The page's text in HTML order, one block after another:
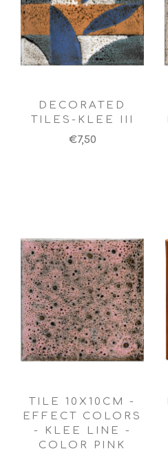
DECORATED
TILES-KLEE III
€7,50
TILE 10X10CM -
EFFECT COLORS
- KLEE LINE -
COLOR PINK